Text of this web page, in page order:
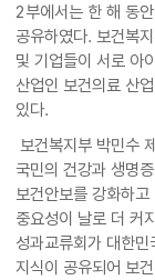
2부에서는 한 해 동
공유하였다. 보건복
및 기업들이 서로 아
산업인 보건의료 산
있다.
보건복지부 박민수
국민의 건강과 생명
보건안보를 강화하
중요성이 날로 더 커
성과교류회가 대한
지식이 공유되어 보